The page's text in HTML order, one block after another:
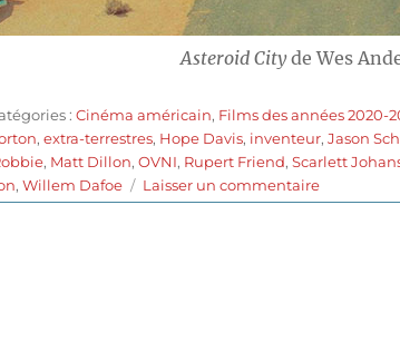
Asteroid Cityde Wes
:Cinéma américain, Films des années 2020-
,extra-terrestres, Hope Davis, inventeur,Jason
, Matt Dillon,OVNI, Rupert Friend,Scarlett
,Willem Dafoe Laisser un commentairesur
Asteroid